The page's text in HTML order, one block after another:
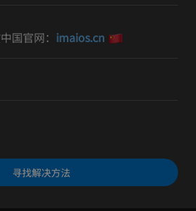
国官网： imaios.cn
寻找解决方法